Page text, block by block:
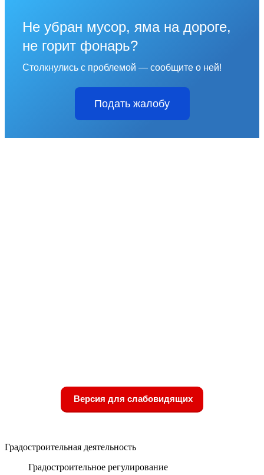
Не убран мусор, яма на дороге,
не горит фонарь?
Столкнулись с проблемой — сообщите о ней!
Подать жалобу
Версия для слабовидящих
Градостроительная деятельность
Градостроительное регулирование